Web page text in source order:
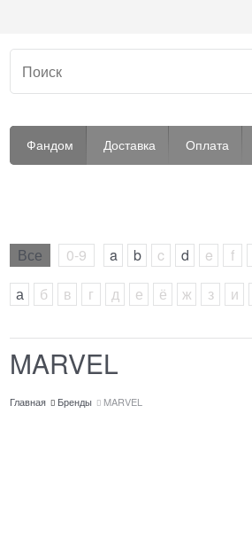
Фандом Доставка Оплата
Все 0-9 a b c d e f
а
б в г д е ё ж з и
MARVEL
Главная Бренды MARVEL